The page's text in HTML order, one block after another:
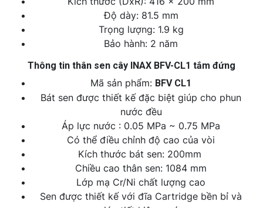
Độ dày: 81.5 mm
Trọng lượng: 1.9 kg
Bảo hành: 2 năm
Thông tin thân sen cây INAX BFV-CL1 tắm đứng
Mã sản phẩm: BFV CL1
Bát sen được thiết kế đặc biệt giúp cho phun
nước đều
Áp lực nước : 0.05 MPa ~ 0.75 MPa
Có thể điều chỉnh độ cao của vòi
Kích thước bát sen: 200mm
Chiều cao thân sen: 1084 mm
Lớp mạ Cr/Ni chất lượng cao
Sen được thiết kế với đĩa Cartridge bền bỉ và